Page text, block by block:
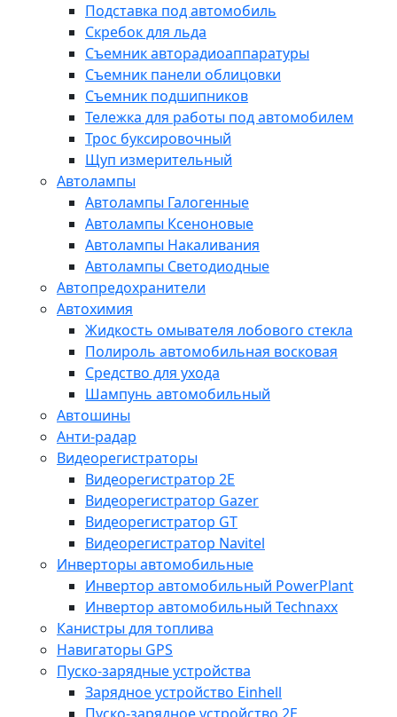
Подставка под автомобиль
Скребок для льда
Съемник авторадиоаппаратуры
Съемник панели облицовки
Съемник подшипников
Тележка для работы под автомобилем
Трос буксировочный
Щуп измерительный
Автолампы
Автолампы Галогенные
Автолампы Ксеноновые
Автолампы Накаливания
Автолампы Светодиодные
Автопредохранители
Автохимия
Жидкость омывателя лобового стекла
Полироль автомобильная восковая
Средство для ухода
Шампунь автомобильный
Автошины
Анти-радар
Видеорегистраторы
Видеорегистратор 2E
Видеорегистратор Gazer
Видеорегистратор GT
Видеорегистратор Navitel
Инверторы автомобильные
Инвертор автомобильный PowerPlant
Инвертор автомобильный Technaxx
Канистры для топлива
Навигаторы GPS
Пуско-зарядные устройства
Зарядное устройство Einhell